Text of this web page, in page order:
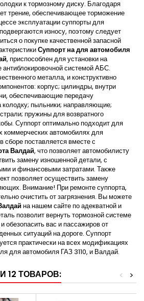
к тормозному диску. Благодаря
трение, обеспечивающее торможение
эксплуатации суппорты для
износу, поэтому следует
о покупке качественной запасной
Суппорт на для автомобиля
, приспособлен для установки на
системой АБС.
металла, и конструктивно
корпус; цилиндры, внутри
обеспечивающие передачу
колодку; пыльники; направляющие;
пружины для возвратного
Суппорт оптимально подходит для
коммерческих автомобилях для
сборе поставляется вместе с
Валдай, что позволяет автомобилисту
замену изношенной детали, с
и финансовыми затратами. Также
позволяет осуществить замену
Внимание! При ремонте суппорта,
очистить от загрязнения. Вы можете
на нашем сайте по адекватной и
позволит вернуть тормозной системе
обезопасить вас и пассажиров от
ситуаций на дороге. Суппорт
практически на всех модификациях
для автомобиля ГАЗ 3110, и Валдай.
12 ТОВАРОВ: >
<